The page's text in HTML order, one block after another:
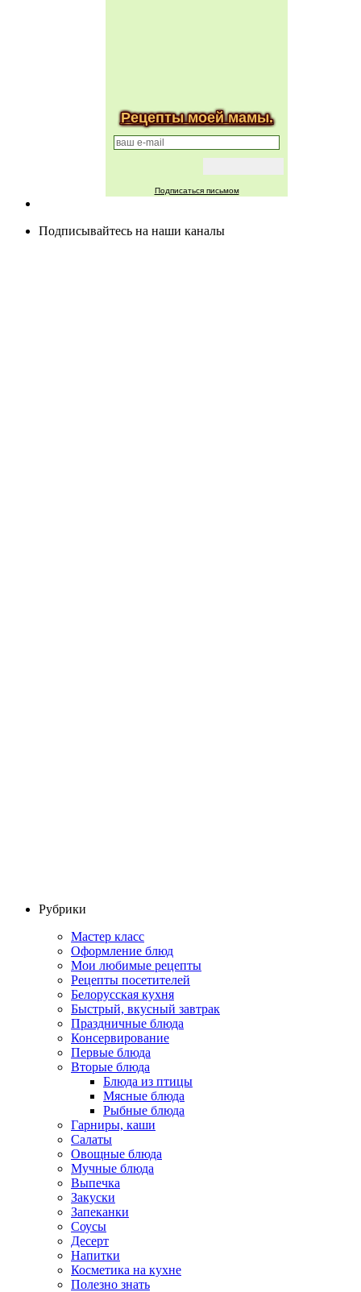
Рецепты моей мамы.
Подписаться письмом
Подписывайтесь на наши каналы
Рубрики
Мастер класс
Оформление блюд
Мои любимые рецепты
Рецепты посетителей
Белорусская кухня
Быстрый, вкусный завтрак
Праздничные блюда
Консервирование
Первые блюда
Вторые блюда
Блюда из птицы
Мясные блюда
Рыбные блюда
Гарниры, каши
Салаты
Овощные блюда
Мучные блюда
Выпечка
Закуски
Запеканки
Соусы
Десерт
Напитки
Косметика на кухне
Полезно знать